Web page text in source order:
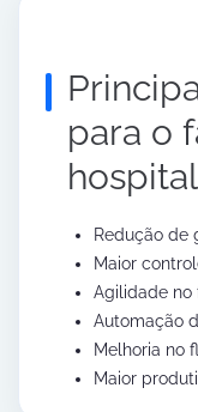
para o
Redução de
Maior
Agilidade no
Automação
Melhoria no
Maior